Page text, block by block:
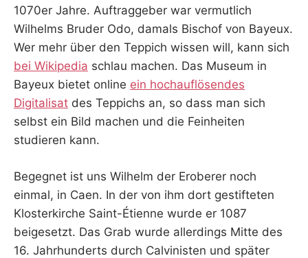
1070er Jahre. Auftraggeber war vermutlich
Wilhelms Bruder Odo, damals Bischof von Bayeux.
Wer mehr über den Teppich wissen will, kann sich
bei Wikipedia schlau machen. Das Museum in
Bayeux bietet online ein hochauflösendes
Digitalisat des Teppichs an, so dass man sich
selbst ein Bild machen und die Feinheiten
studieren kann.
Begegnet ist uns Wilhelm der Eroberer noch
einmal, in Caen. In der von ihm dort gestifteten
Klosterkirche Saint-Étienne wurde er 1087
beigesetzt. Das Grab wurde allerdings Mitte des
16. Jahrhunderts durch Calvinisten und später